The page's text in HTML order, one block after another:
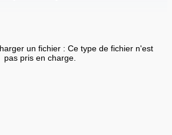
un fichier : Ce type de fichier n'est
pas pris en charge.